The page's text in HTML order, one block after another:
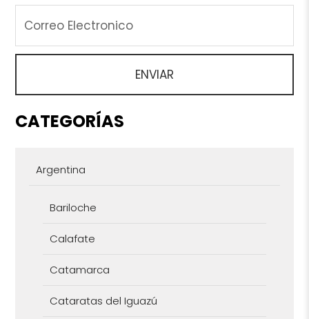
CATEGORÍAS
Argentina
Bariloche
Calafate
Catamarca
Cataratas del Iguazú